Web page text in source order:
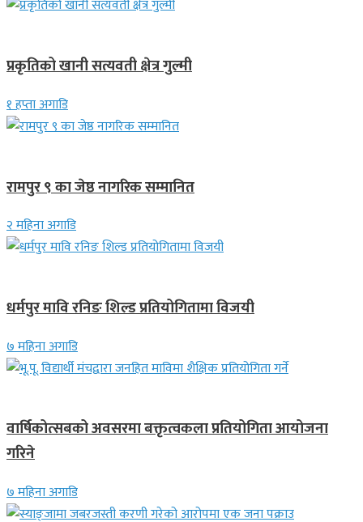
प्रकृतिको खानी सत्यवती क्षेत्र गुल्मी
१ हप्ता अगाडि
रामपुर ९ का जेष्ठ नागरिक सम्मानित
२ महिना अगाडि
धर्मपुर मावि रनिङ शिल्ड प्रतियोगितामा विजयी
७ महिना अगाडि
वार्षिकोत्सबको अवसरमा बक्तृत्वकला प्रतियोगिता आयोजना
गरिने
७ महिना अगाडि